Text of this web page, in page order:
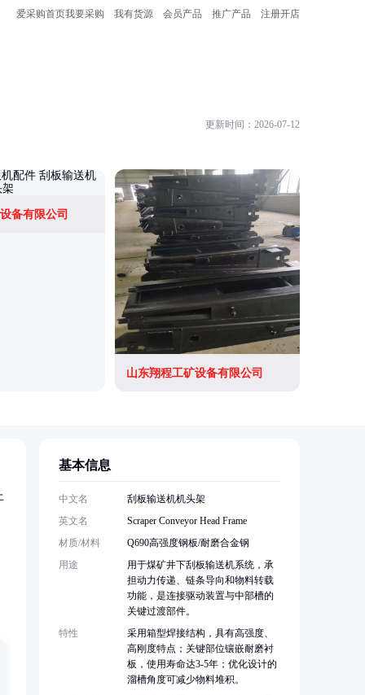
爱采购首页我要采购 我有货源 会员产品 推广产品 注册开店
更新时间：2026-07-12
备有限公司
山东翔程工矿设备有限公司
基本信息
中文名
刮板输送机机头架
英文名
Scraper Conveyor Head Frame
材质/材料
Q690高强度钢板/耐磨合金钢
用途
用于煤矿井下刮板输送机系统，承
担动力传递、链条导向和物料转载
功能，是连接驱动装置与中部槽的
关键过渡部件。
特性
采用箱型焊接结构，具有高强度、
高刚度特点；关键部位镶嵌耐磨衬
板，使用寿命达3-5年；优化设计的
溜槽角度可减少物料堆积。